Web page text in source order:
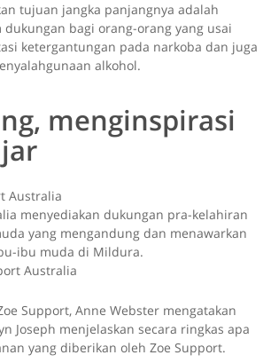
tujuan jangka panjangnya adalah
bagi orang-orang yang usai
ketergantungan pada narkoba dan juga
alkohol.
menginspirasi
menyediakan dukungan pra-kelahiran
yang mengandung dan menawarkan
ibu muda di Mildura.
Australia
Support, Anne Webster mengatakan
Joseph menjelaskan secara ringkas apa
yang diberikan oleh Zoe Support.